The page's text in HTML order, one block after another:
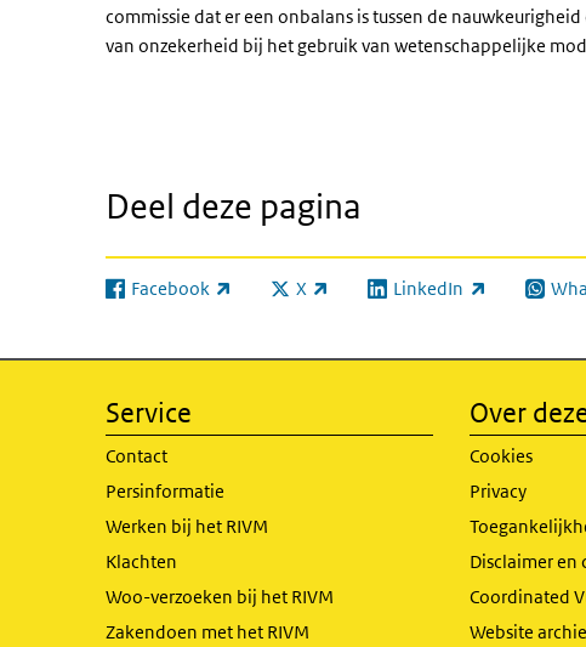
commissie dat er een onbalans is tussen de
van onzekerheid bij het gebruik van wetenschappelijke
Deel deze pagina
Facebook
(externe link) X
(externe link) LinkedIn
(externe link)
Service
Contact
Persinformatie
Werken bij het RIVM
Klachten
Woo-verzoeken bij het RIVM
Zakendoen met het RIVM
Over
Cookies
Privacy
Disclaimer en
Coordinated
Website